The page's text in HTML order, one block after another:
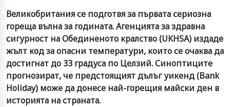
Великобритания се подготвя за първата сериозна
гореща вълна за годината. Агенцията за здравна
сигурност на Обединеното кралство (UKHSA) издаде
жълт код за опасни температури, които се очаква да
достигнат до 33 градуса по Целзий. Синоптиците
прогнозират, че предстоящият дълъг уикенд (Bank
Holiday) може да донесе най-горещия майски ден в
историята на страната.